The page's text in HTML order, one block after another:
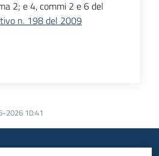
2; e 4, commi 2 e 6 del
n. 198 del 2009
2026 10:41